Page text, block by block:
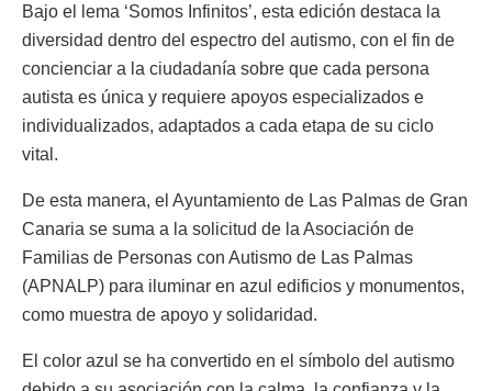
Bajo el lema ‘Somos Infinitos’, esta edición destaca la
diversidad dentro del espectro del autismo, con el fin de
concienciar a la ciudadanía sobre que cada persona
autista es única y requiere apoyos especializados e
individualizados, adaptados a cada etapa de su ciclo
vital.
De esta manera, el Ayuntamiento de Las Palmas de Gran
Canaria se suma a la solicitud de la Asociación de
Familias de Personas con Autismo de Las Palmas
(APNALP) para iluminar en azul edificios y monumentos,
como muestra de apoyo y solidaridad.
El color azul se ha convertido en el símbolo del autismo